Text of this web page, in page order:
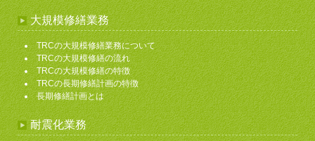
大規模修繕業務
TRCの大規模修繕業務について
TRCの大規模修繕の流れ
TRCの大規模修繕の特徴
TRCの長期修繕計画の特徴
長期修繕計画とは
耐震化業務